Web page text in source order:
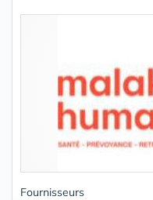
Fournisseurs